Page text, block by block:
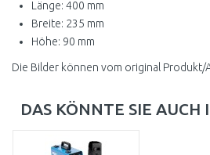
Länge: 400 mm
Breite: 235 mm
Höhe: 90 mm
Die Bilder können vom original Produkt/
DAS KÖNNTE SIE AUCH